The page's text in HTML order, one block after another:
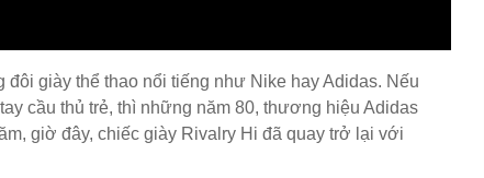
giày thể thao nổi tiếng như Nike hay Adidas. Nếu
cầu thủ trẻ, thì những năm 80, thương hiệu Adidas
giờ đây, chiếc giày Rivalry Hi đã quay trở lại với